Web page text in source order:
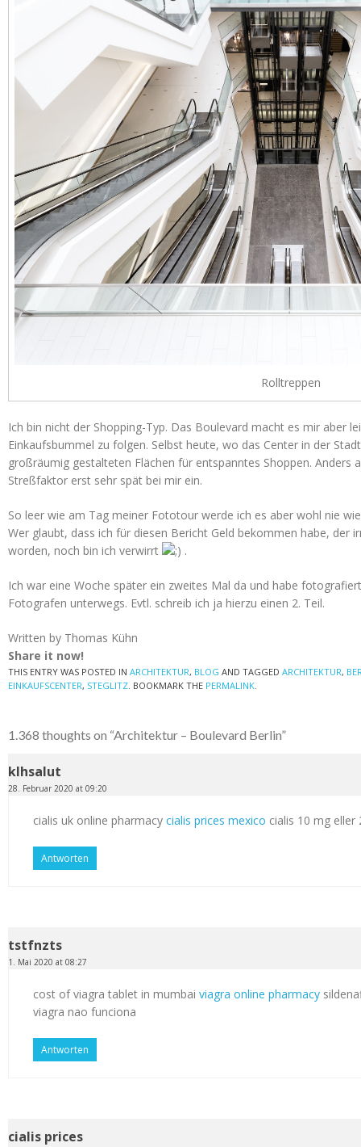
Rolltreppen
Ich bin nicht der Shopping-Typ. Das Boulevard macht es mir aber
Einkaufsbummel zu folgen. Selbst heute, wo das Center in der
großräumig gestalteten Flächen für entspanntes Shoppen. Anders
Streßfaktor erst sehr spät bei mir ein.
So leer wie am Tag meiner Fototour werde ich es aber wohl nie
Wer glaubt, dass ich für diesen Bericht Geld bekommen habe, der
worden, noch bin ich verwirrt
.
Ich war eine Woche später ein zweites Mal da und habe
Fotografen unterwegs. Evtl. schreib ich ja hierzu einen 2. Teil.
Written by Thomas Kühn
Share it now!
THIS ENTRY WAS POSTED IN ARCHITEKTUR, BLOG AND TAGGED ARCHITEKTUR,
EINKAUFSCENTER, STEGLITZ. BOOKMARK THE PERMALINK.
1.368 thoughts on “Architektur – Boulevard Berlin”
klhsalut
28. Februar 2020 at 09:20
cialis uk online pharmacy cialis prices mexico cialis 10 mg
Antworten
tstfnzts
1. Mai 2020 at 08:27
cost of viagra tablet in mumbai viagra online pharmacy
viagra nao funciona
Antworten
cialis prices